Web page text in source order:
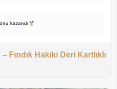
kazandı
Fındık Hakiki Deri Kartlıklı